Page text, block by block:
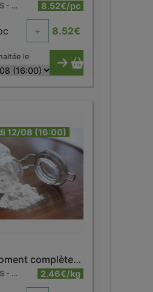
FERME DU BUIS - BARRY 8.52€/pc
+ 8.52€
le
12/08 (16:00)
Farine de froment complète bio
FERME DU BUIS - BARRY 2.46€/kg